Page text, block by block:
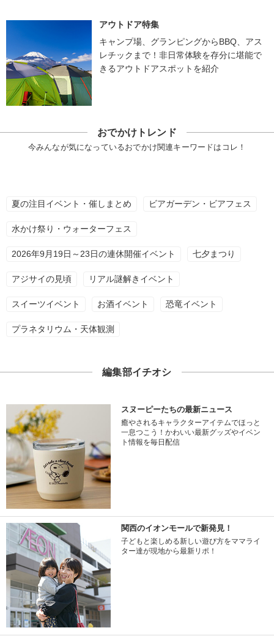
アウトドア特集
キャンプ場、グランピングからBBQ、アス
レチックまで！非日常体験を存分に堪能で
きるアウトドアスポットを紹介
おでかけトレンド
今みんなが気になっているおでかけ関連キーワードはコレ！
夏の注目イベント・催しまとめ ビアガーデン・ビアフェス
水かけ祭り・ウォーターフェス
2026年9月19日～23日の連休開催イベント 七夕まつり
アジサイの見頃 リアル謎解きイベント
スイーツイベント お酒イベント 恐竜イベント
プラネタリウム・天体観測
編集部イチオシ
スヌーピーたちの最新ニュース
癒やされるキャラクターアイテムでほっと
一息つこう！かわいい最新グッズやイベン
ト情報を毎日配信
関西のイオンモールで新発見！
子どもと楽しめる新しい遊び方をママライ
ター達が現地から最新リポ！